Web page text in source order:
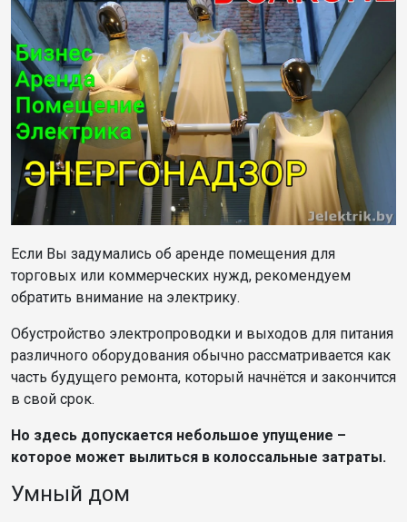
Если Вы задумались об аренде помещения для
торговых или коммерческих нужд, рекомендуем
обратить внимание на электрику.
Обустройство электропроводки и выходов для питания
различного оборудования обычно рассматривается как
часть будущего ремонта, который начнётся и закончится
в свой срок.
Но здесь допускается небольшое упущение –
которое может вылиться в колоссальные затраты.
Умный дом